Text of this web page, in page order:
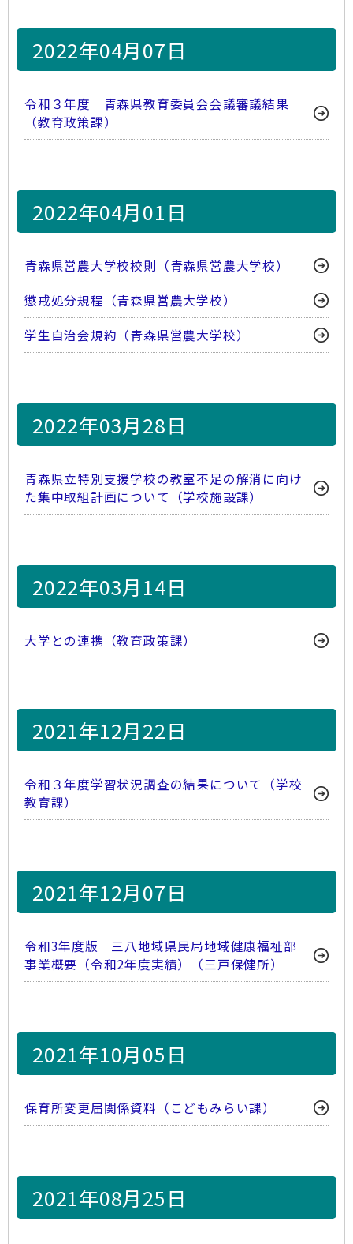
2022年04月07日
令和３年度 青森県教育委員会会議審議結果
（教育政策課）
2022年04月01日
青森県営農大学校校則（青森県営農大学校）
懲戒処分規程（青森県営農大学校）
学生自治会規約（青森県営農大学校）
2022年03月28日
青森県立特別支援学校の教室不足の解消に向け
た集中取組計画について（学校施設課）
2022年03月14日
大学との連携（教育政策課）
2021年12月22日
令和３年度学習状況調査の結果について（学校
教育課）
2021年12月07日
令和3年度版 三八地域県民局地域健康福祉部
事業概要（令和2年度実績）（三戸保健所）
2021年10月05日
保育所変更届関係資料（こどもみらい課）
2021年08月25日